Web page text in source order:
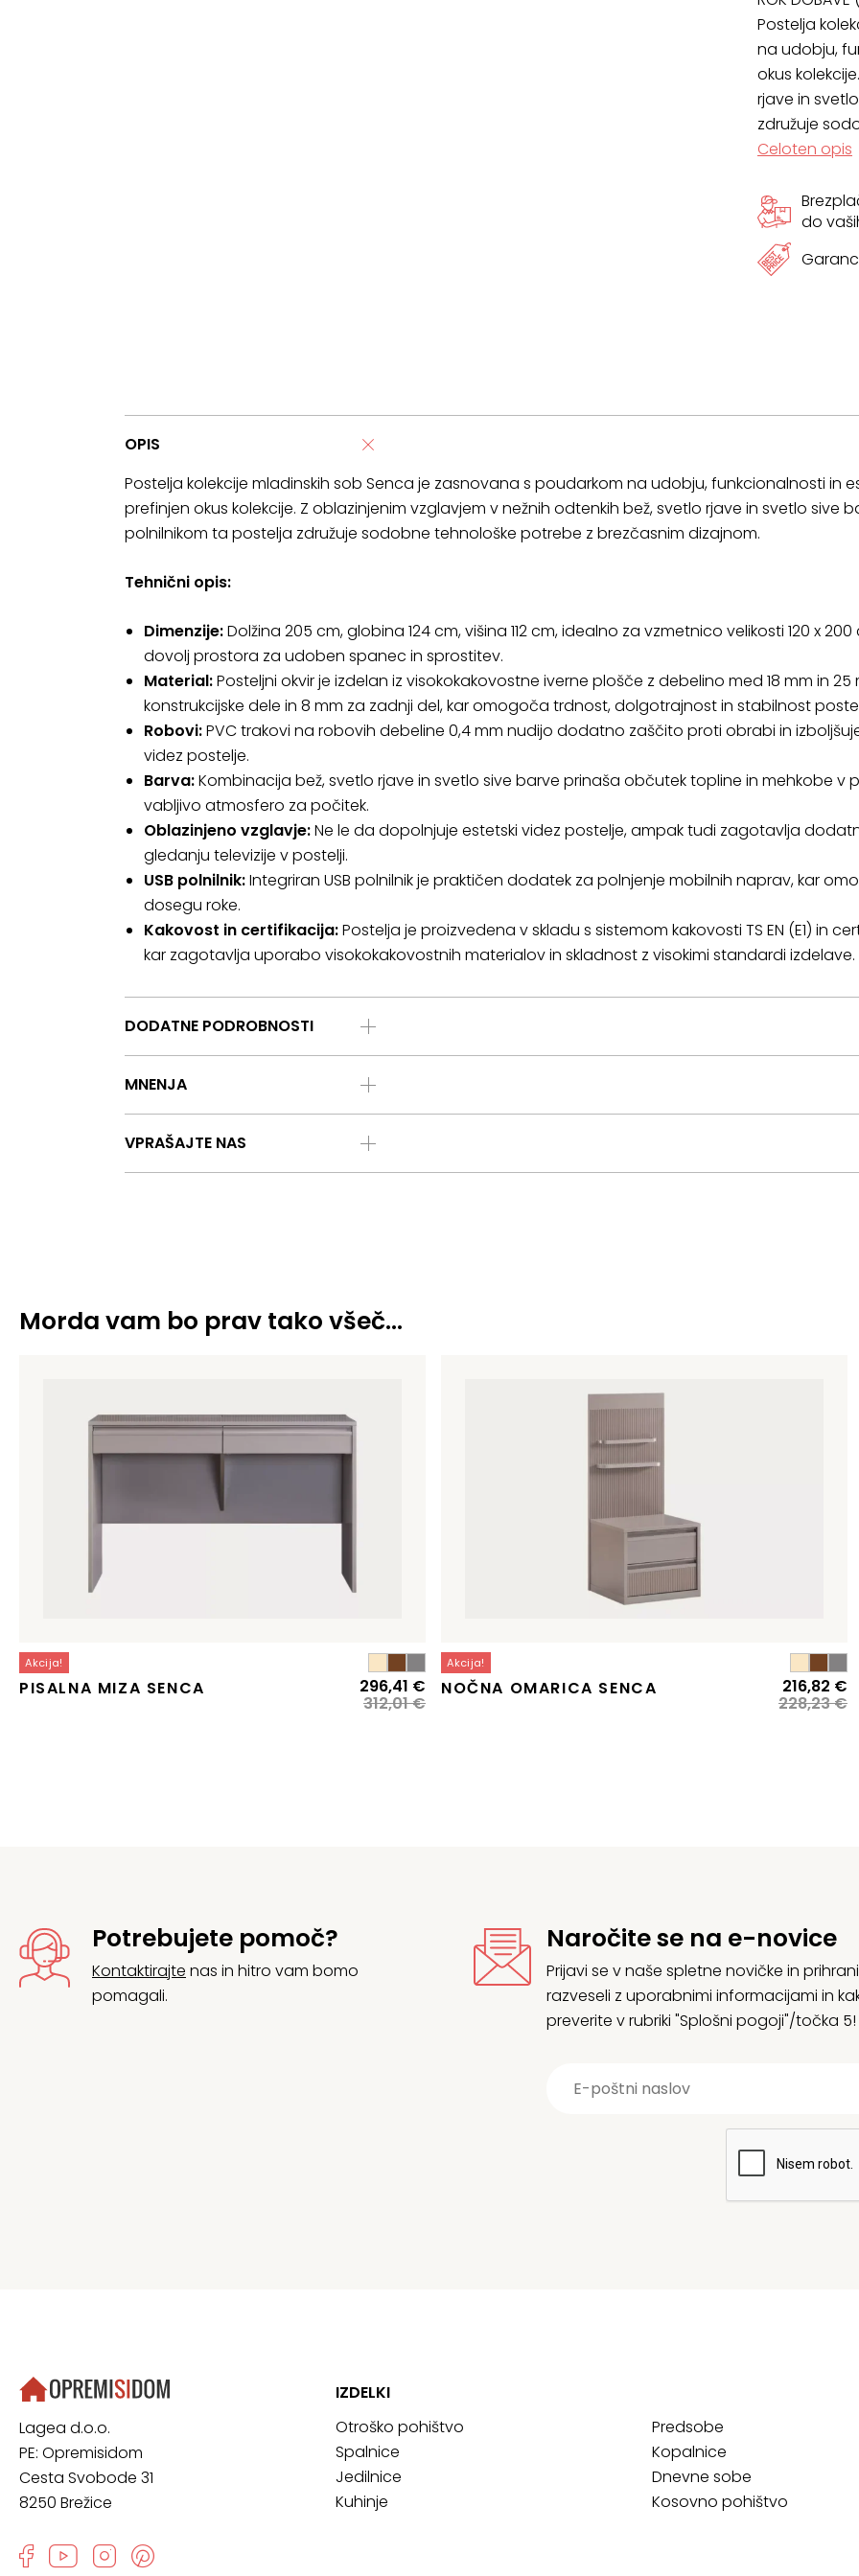
Postelja
na udobju,
okus
rjave in
združuje
Celoten opis
do
OPIS
Postelja kolekcije mladinskih sob Senca je zasnovana s poudarkom na udobju, funkcionalnosti in
prefinjen okus kolekcije. Z oblazinjenim vzglavjem v nežnih odtenkih bež, svetlo rjave in svetlo sive
polnilnikom ta postelja združuje sodobne tehnološke potrebe z brezčasnim dizajnom.
Tehnični opis:
Dimenzije:Dolžina 205 cm, globina 124 cm, višina 112 cm, idealno za vzmetnico velikosti 120 x
dovolj prostora za udoben spanec in sprostitev.
Material:Posteljni okvir je izdelan iz visokokakovostne iverne plošče z debelino med 18 mm in
konstrukcijske dele in 8 mm za zadnji del, kar omogoča trdnost, dolgotrajnost in stabilnost
Robovi:PVC trakovi na robovih debeline 0,4 mm nudijo dodatno zaščito proti obrabi in
videz postelje.
Barva:Kombinacija bež, svetlo rjave in svetlo sive barve prinaša občutek topline in mehkobe v
vabljivo atmosfero za počitek.
Oblazinjeno vzglavje:Ne le da dopolnjuje estetski videz postelje, ampak tudi zagotavlja
gledanju televizije v postelji.
USB polnilnik:Integriran USB polnilnik je praktičen dodatek za polnjenje mobilnih naprav, kar
dosegu roke.
Kakovost in certifikacija:Postelja je proizvedena v skladu s sistemom kakovosti TS EN (E1) in
kar zagotavlja uporabo visokokakovostnih materialov in skladnost z visokimi standardi izdelave.
DODATNE PODROBNOSTI
MNENJA
VPRAŠAJTE NAS
Morda vam bo prav tako všeč…
Akcija!
PISALNA MIZA SENCA
312,01€
Izvirna
cena
296,41 €Trenutna
cena
Akcija!
NOČNA OMARICA SENCA
228,23€
216,82 €
Potrebujete pomoč?
Kontaktirajte nas in hitro vam bomo
pomagali.
Naročite se na e-novice
Prijavi se v naše spletne novičke in
razveseli z uporabnimi informacijami in
preverite v rubriki "Splošni pogoji"/točka 5!
Lagea d.o.o.
PE: Opremisidom
Cesta Svobode 31
8250 Brežice
IZDELKI
Otroško pohištvo
Spalnice
Jedilnice
Kuhinje
Predsobe
Kopalnice
Dnevne sobe
Kosovno pohištvo